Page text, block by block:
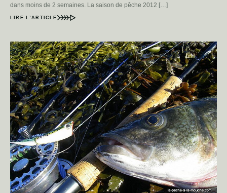
dans moins de 2 semaines. La saison de pêche 2012 […]
LIRE L’ARTICLE